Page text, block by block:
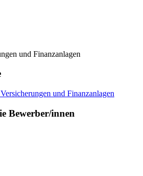
und Finanzanlagen
und Finanzanlagen
Bewerber/innen